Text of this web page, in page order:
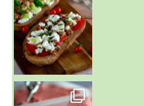
~ NICE CREAM À LA FRAISE ~
Presque un mois que